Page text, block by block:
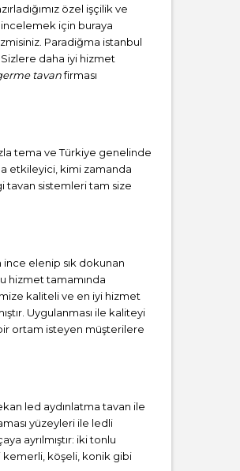
özel işçilik ve
incelemek için buraya
Paradiğma istanbul
daha iyi hizmet
tavanfirması
tema ve Türkiye genelinde
etkileyici, kimi zamanda
tavan sistemleri tam size
ince elenip sık dokunan
hizmet tamamında
kaliteli ve en iyi hizmet
Uygulanması ile kaliteyi
ortam isteyen müşterilere
led aydınlatma tavan ile
yüzeyleri ile ledli
ayrılmıştır: iki tonlu
kemerli, köşeli, konik gibi